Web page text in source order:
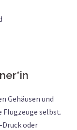
Gehäusen und
Flugzeuge selbst.
oder